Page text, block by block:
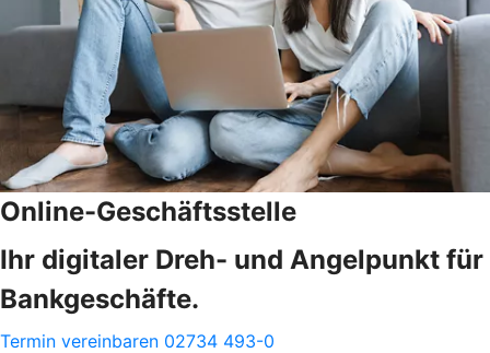
Online-Geschäftsstelle
Ihr digitaler Dreh- und Angelpunkt für
Bankgeschäfte.
Termin vereinbaren 02734 493-0